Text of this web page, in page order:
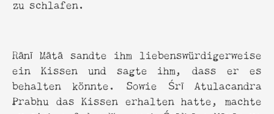
zu schlafen.
Rānī Mātā sandte ihm liebenswürdigerweise
ein Kissen und sagte ihm, dass er es
behalten könnte. Sowie Śrī Atulacandra
Prabhu das Kissen erhalten hatte, machte